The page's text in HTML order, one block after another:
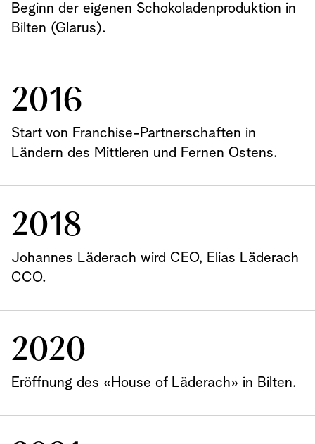
Beginn der eigenen Schokoladenproduktion in
Bilten (Glarus).
2016
Start von Franchise-Partnerschaften in
Ländern des Mittleren und Fernen Ostens.
2018
Johannes Läderach wird CEO, Elias Läderach
CCO.
2020
Eröffnung des «House of Läderach» in Bilten.